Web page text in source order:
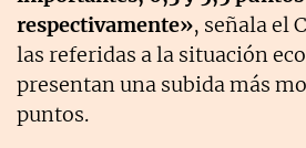
respectivamente», señala el
las referidas a la situación
presentan una subida más
puntos.